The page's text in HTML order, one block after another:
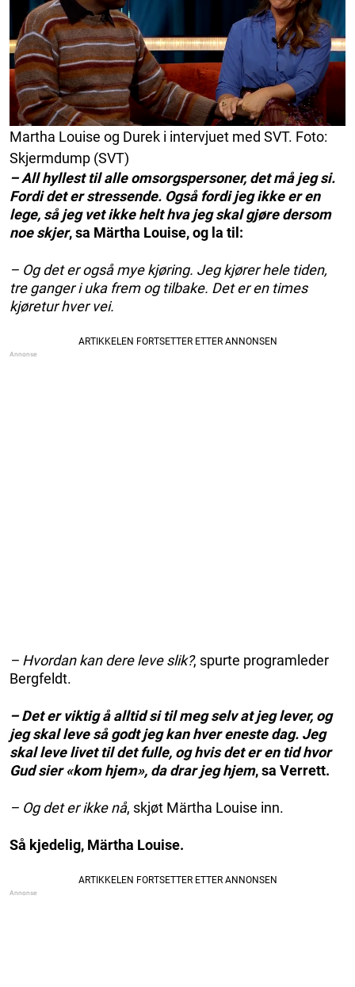
Martha Louise og Durek i intervjuet med SVT. Foto:
Skjermdump (SVT)
– All hyllest til alle omsorgspersoner, det må jeg si.
Fordi det er stressende. Også fordi jeg ikke er en
lege, så jeg vet ikke helt hva jeg skal gjøre dersom
noe skjer, sa Märtha Louise, og la til:
– Og det er også mye kjøring. Jeg kjører hele tiden,
tre ganger i uka frem og tilbake. Det er en times
kjøretur hver vei.
– Hvordan kan dere leve slik?, spurte programleder
Bergfeldt.
– Det er viktig å alltid si til meg selv at jeg lever, og
jeg skal leve så godt jeg kan hver eneste dag. Jeg
skal leve livet til det fulle, og hvis det er en tid hvor
Gud sier «kom hjem», da drar jeg hjem, sa Verrett.
– Og det er ikke nå, skjøt Märtha Louise inn.
Så kjedelig, Märtha Louise.